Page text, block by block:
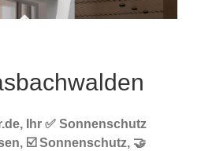
Ihr ✅ Sonnenschutz
☑️ Sonnenschutz, 🤝